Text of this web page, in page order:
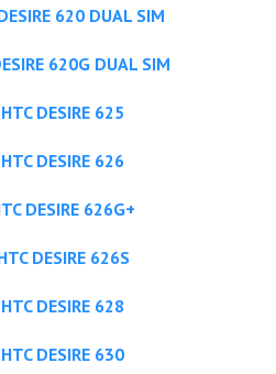
620 DUAL SIM
620G DUAL SIM
DESIRE 625
DESIRE 626
DESIRE 626G+
DESIRE 626S
DESIRE 628
DESIRE 630